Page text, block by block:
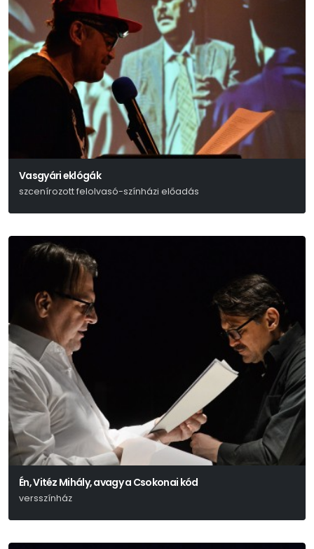
Vasgyári eklógák
szcenírozott felolvasó-színházi előadás
Én, Vitéz Mihály, avagy a Csokonai kód
versszínház